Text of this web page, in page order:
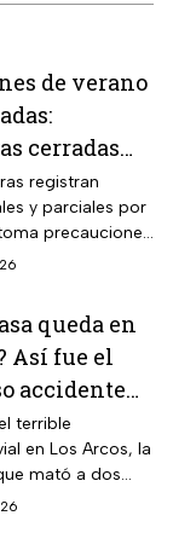
de verano
cerradas
y fuertes
hoy
de agosto
registran
y parciales por
precauciones
vacaciones
queda en
Así fue el
accidente
de
en el que
2 personas
terrible
en Los Arcos, la
mató a dos
ser liberada